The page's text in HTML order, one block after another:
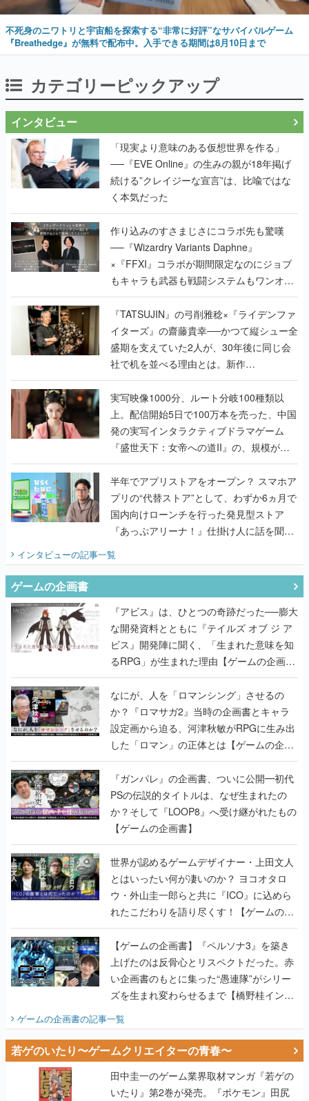
不死身のニワトリと宇宙船を探索する“非常に好評”なサバイバルゲーム
『Breathedge』が無料で配布中。入手できる期間は8月10日まで
カテゴリーピックアップ
インタビュー
「現実より意味のある仮想世界を作る」
──『EVE Online』の生みの親が18年掲げ
続ける”クレイジーな宣言”は、比喩ではな
く本気だった
作り込みのすさまじさにコラボ先も驚嘆
──『Wizardry Variants Daphne』
×『FFXI』コラボが期間限定なのにジョブ
もキャラも武器も戦闘システムもワンオフ
で作り込まれた理由を両ディレクターに聞
く
『TATSUJIN』の弓削雅稔×『ライデンファ
イターズ』の齋藤貴幸──かつて縦シュー全
盛期を支えていた2人が、30年後に同じ会
社で机を並べる理由とは。新作
『TATSUJIN EXTREME』で初タッグを組
んだレジェンド2人に訊く開発秘話
実写映像1000分、ルート分岐100種類以
上。配信開始5日で100万本を売った、中国
発の実写インタラクティブドラマゲーム
『盛世天下：女帝への道II』の、規模が違
うこだわりをプロデューサーに聞いた
半年でアプリストアをオープン？ スマホア
プリの“代替ストア”として、わずか6ヵ月で
国内向けローンチを行った発見型ストア
『あっぷアリーナ！』仕掛け人に話を聞い
てみた
インタビューの記事一覧
ゲームの企画書
『アビス』は、ひとつの奇跡だった──膨大
な開発資料とともに『テイルズ オブ ジ ア
ビス』開発陣に聞く、「生まれた意味を知
るRPG」が生まれた理由【ゲームの企画
書】
なにが、人を「ロマンシング」させるの
か？『ロマサガ2』当時の企画書とキャラ
設定画から迫る、河津秋敏がRPGに生み出
した「ロマン」の正体とは【ゲームの企画
書】
『ガンパレ』の企画書、ついに公開━初代
PSの伝説的タイトルは、なぜ生まれたの
か？そして『LOOP8』へ受け継がれたもの
【ゲームの企画書】
世界が認めるゲームデザイナー・上田文人
とはいったい何が凄いのか？ ヨコオタロ
ウ・外山圭一郎らと共に『ICO』に込めら
れたこだわりを語り尽くす！【ゲームの企
画書】
【ゲームの企画書】『ペルソナ3』を築き
上げたのは反骨心とリスペクトだった。赤
い企画書のもとに集った“愚連隊”がシリー
ズを生まれ変わらせるまで【橋野桂インタ
ビュー】
ゲームの企画書の記事一覧
若ゲのいたり〜ゲームクリエイターの青春〜
田中圭一のゲーム業界取材マンガ『若ゲの
いたり』第2巻が発売。『ポケモン』田尻